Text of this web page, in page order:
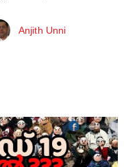
Anjith Unni